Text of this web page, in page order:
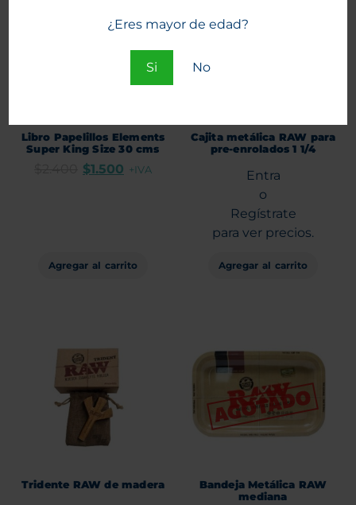
¿Eres mayor de edad?
Si No
Libro Papelillos Elements
Super King Size 30 cms
$1.500 +IVA
Agregar al carrito
Cajita metálica RAW para
pre-enrolados 1 1/4
Entra
o
Regístrate
para ver precios.
Agregar al carrito
Tridente RAW de madera
Bandeja Metálica RAW
mediana